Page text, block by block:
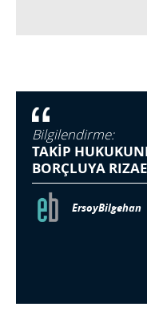
Bilgilendirme:
TAKİP
BORÇLUYA
ErsoyBilgehan